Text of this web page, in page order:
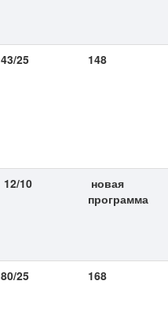
43/25 148
12/10
новая
программа
80/25 168